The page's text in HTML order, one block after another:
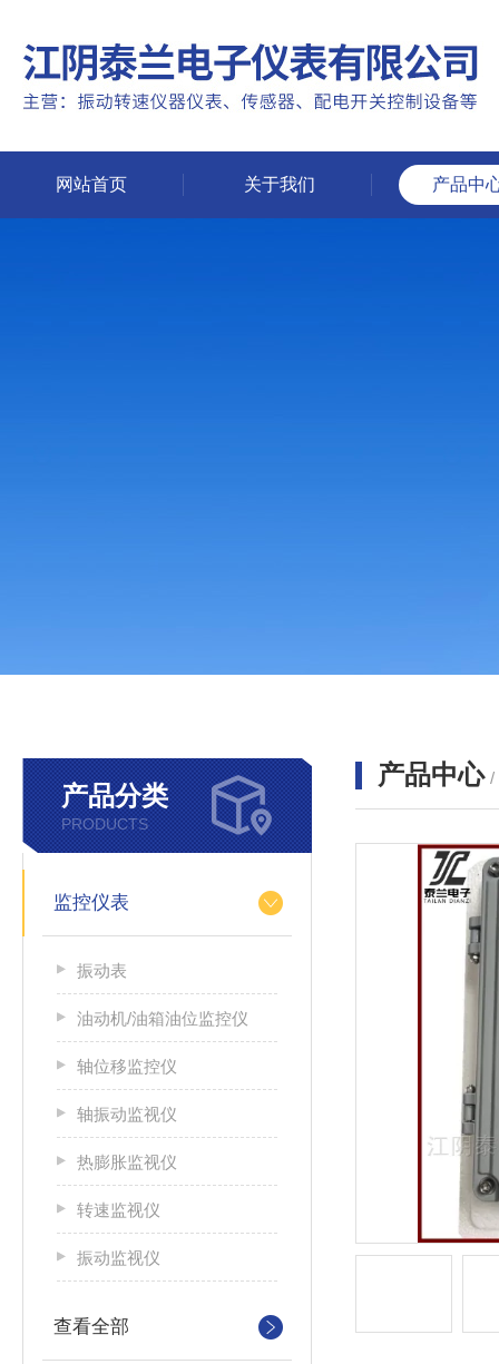
网站首页 关于我们 产品中
产品分类
PRODUCTS
监控仪表
振动表
油动机/油箱油位监控仪
轴位移监控仪
轴振动监视仪
热膨胀监视仪
转速监视仪
振动监视仪
查看全部
产品中心 /